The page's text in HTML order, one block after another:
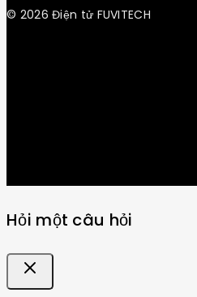
© 2026 Điện tử FUVITECH
Hỏi một câu hỏi